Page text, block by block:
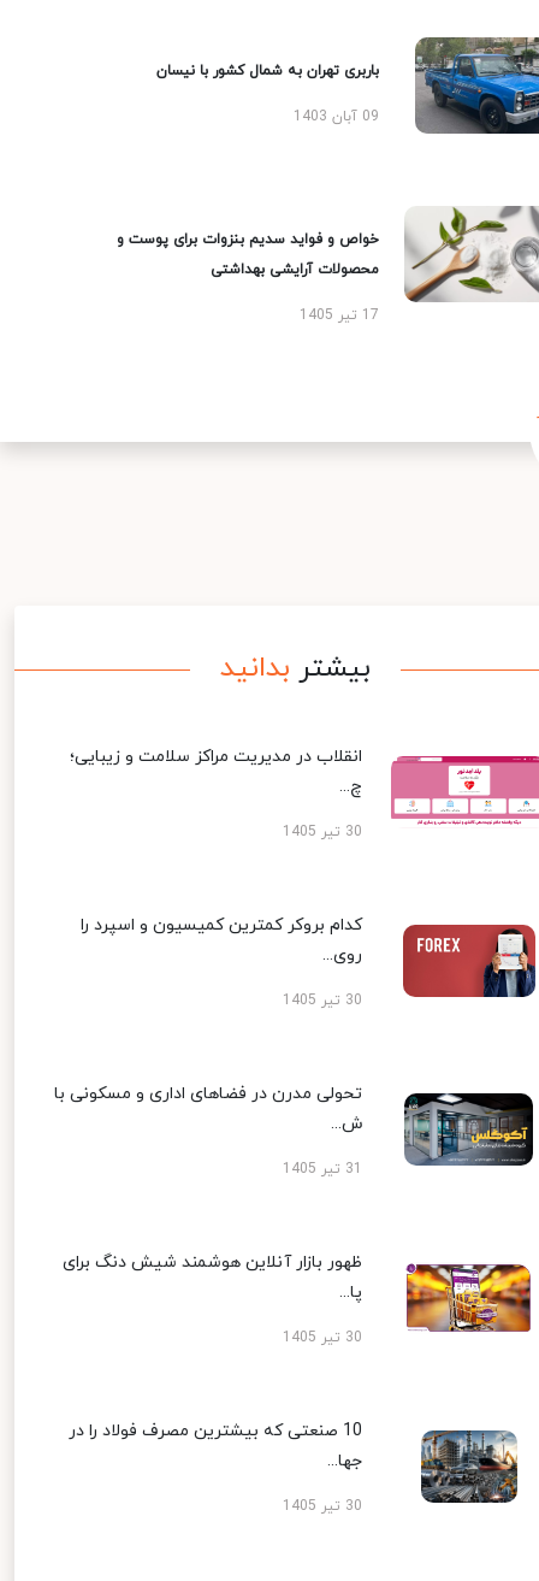
باربری تهران به شمال کشور با نیسان
09 آبان 1403
خواص و فواید سدیم بنزوات برای پوست و
محصولات آرایشی بهداشتی
17 تیر 1405
بیشتر بدانید
انقلاب در مدیریت مراکز سلامت و زیبایی؛
چ...
30 تیر 1405
کدام بروکر کمترین کمیسیون و اسپرد را
روی...
30 تیر 1405
تحولی مدرن در فضاهای اداری و مسکونی با
ش...
ظهور بازار آنلاین هوشمند شیش دنگ برای
پا...
30 تیر 1405
10 صنعتی که بیشترین مصرف فولاد را در
جها...
30 تیر 1405